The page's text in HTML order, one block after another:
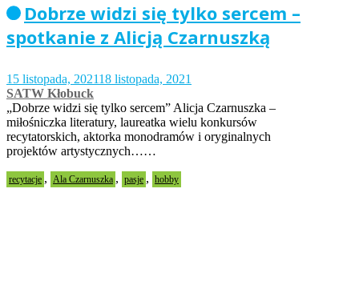
Dobrze widzi się tylko sercem –
spotkanie z Alicją Czarnuszką
15 listopada, 202118 listopada, 2021
SATW Kłobuck
„Dobrze widzi się tylko sercem” Alicja Czarnuszka –
miłośniczka literatury, laureatka wielu konkursów
recytatorskich, aktorka monodramów i oryginalnych
projektów artystycznych……
recytacje , Ala Czarnuszka , pasje , hobby